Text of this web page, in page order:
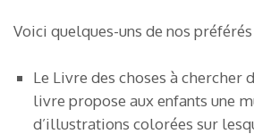
Voici quelques-uns de nos préférés
Le Livre des choses à chercher
livre propose aux enfants une
d’illustrations colorées sur